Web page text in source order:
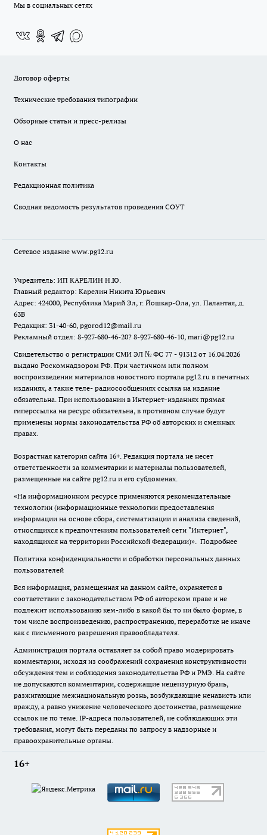
Мы в социальных сетях
Договор оферты
Технические требования типографии
Обзорные статьи и пресс-релизы
О нас
Контакты
Редакционная политика
Сводная ведомость результатов проведения СОУТ
Сетевое издание www.pg12.ru
Учредитель: ИП КАРЕЛИН Н.Ю.
Главный редактор: Карелин Никита Юрьевич
Адрес: 424000, Республика Марий Эл, г. Йошкар-Ола, ул. Палантая, д.
63В
Редакция: 31-40-60, pgorod12@mail.ru
Рекламный отдел: 8-927-680-46-20? 8-927-680-46-10, mari@pg12.ru
Свидетельство о регистрации СМИ ЭЛ № ФС 77 - 91312 от 16.04.2026
выдано Роскомнадзором РФ. При частичном или полном
воспроизведении материалов новостного портала pg12.ru в печатных
изданиях, а также теле- радиосообщениях ссылка на издание
обязательна. При использовании в Интернет-изданиях прямая
гиперссылка на ресурс обязательна, в противном случае будут
применены нормы законодательства РФ об авторских и смежных
правах.
Возрастная категория сайта 16+. Редакция портала не несет
ответственности за комментарии и материалы пользователей,
размещенные на сайте pg12.ru и его субдоменах.
«На информационном ресурсе применяются рекомендательные
технологии (информационные технологии предоставления
информации на основе сбора, систематизации и анализа сведений,
относящихся к предпочтениям пользователей сети "Интернет",
находящихся на территории Российской Федерации)». Подробнее
Политика конфиденциальности и обработки персональных данных
пользователей
Вся информация, размещенная на данном сайте, охраняется в
соответствии с законодательством РФ об авторском праве и не
подлежит использованию кем-либо в какой бы то ни было форме, в
том числе воспроизведению, распространению, переработке не иначе
как с письменного разрешения правообладателя.
Администрация портала оставляет за собой право модерировать
комментарии, исходя из соображений сохранения конструктивности
обсуждения тем и соблюдения законодательства РФ и РМЭ. На сайте
не допускаются комментарии, содержащие нецензурную брань,
разжигающие межнациональную рознь, возбуждающие ненависть или
вражду, а равно унижение человеческого достоинства, размещение
ссылок не по теме. IP-адреса пользователей, не соблюдающих эти
требования, могут быть переданы по запросу в надзорные и
правоохранительные органы.
16+